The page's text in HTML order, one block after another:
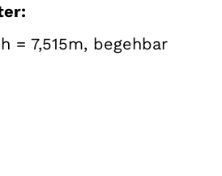
= 7,515m, begehbar